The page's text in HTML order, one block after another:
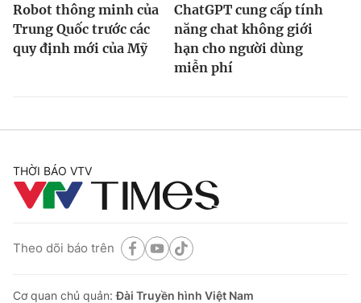
Robot thông minh của
Trung Quốc trước các
quy định mới của Mỹ
ChatGPT cung cấp tính
năng chat không giới
hạn cho người dùng
miễn phí
THỜI BÁO VTV
Theo dõi báo trên
Cơ quan chủ quản:Đài Truyền hình Việt Nam